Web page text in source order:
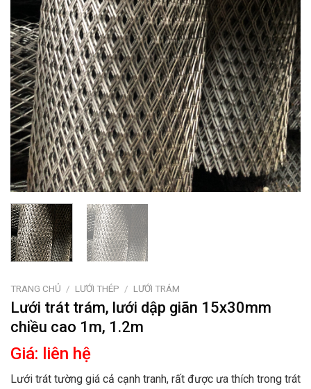
TRANG CHỦ / LƯỚI THÉP / LƯỚI TRÁM
Lưới trát trám, lưới dập giãn 15x30mm
chiều cao 1m, 1.2m
Giá: liên hệ
Lưới trát tường giá cả cạnh tranh, rất được ưa thích trong trát